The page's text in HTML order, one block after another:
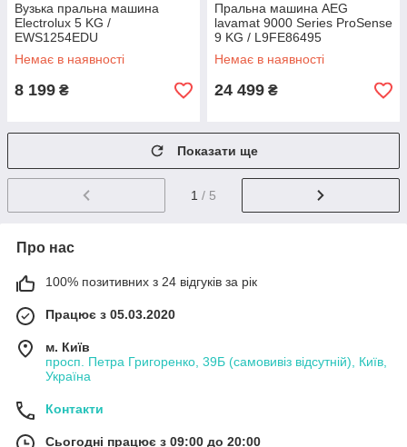
Вузька пральна машина
Electrolux 5 KG /
EWS1254EDU
Немає в наявності
8 199 ₴
Пральна машина AEG
lavamat 9000 Series ProSense
9 KG / L9FE86495
Немає в наявності
24 499 ₴
Показати ще
1 / 5
Про нас
100% позитивних з 24 відгуків за рік
Працює з 05.03.2020
м. Київ
просп. Петра Григоренко, 39Б (самовивіз відсутній), Київ,
Україна
Контакти
Сьогодні працює з 09:00 до 20:00